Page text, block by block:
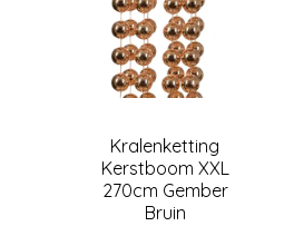
Kralenketting
Kerstboom XXL
270cm Gember
Bruin